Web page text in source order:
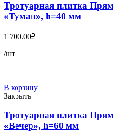
Тротуарная плитка
«Туман», h=40 мм
1 700.00₽
/шт
В корзину
Закрыть
Тротуарная плитка
«Вечер», h=60 мм